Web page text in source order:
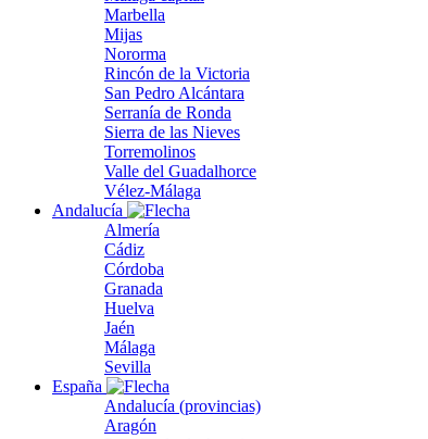
Marbella
Mijas
Nororma
Rincón de la Victoria
San Pedro Alcántara
Serranía de Ronda
Sierra de las Nieves
Torremolinos
Valle del Guadalhorce
Vélez-Málaga
Andalucía
Almería
Cádiz
Córdoba
Granada
Huelva
Jaén
Málaga
Sevilla
España
Andalucía (provincias)
Aragón